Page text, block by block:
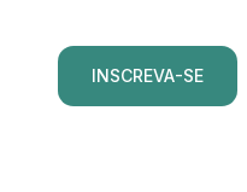
INSCREVA-SE